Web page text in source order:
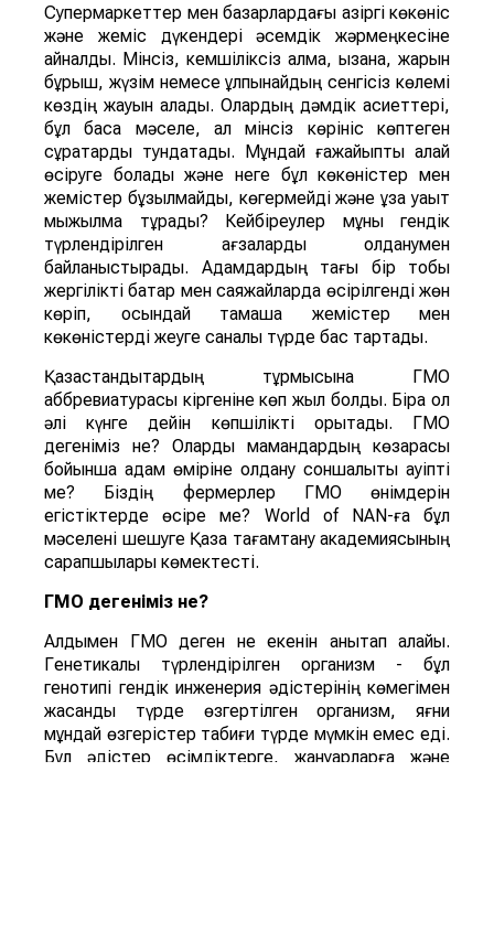
Супермаркеттер мен базарлардағы қазіргі көкөніс
және жеміс дүкендері әсемдік жәрмеңкесіне
айналды. Мінсіз, кемшіліксіз алма, қызанақ, жарқын
бұрыш, жүзім немесе құлпынайдың сенгісіз көлемі
көздің жауын алады. Олардың дәмдік қасиеттері,
бұл басқа мәселе, ал мінсіз көрініс көптеген
сұрақтарды тундатады. Мұндай ғажайыпты қалай
өсіруге болады және неге бұл көкөністер мен
жемістер бұзылмайды, көгермейді және ұзақ уақыт
мыжылма тұрады? Кейбіреулер мұны гендік
түрлендірілген ағзаларды қолданумен
байланыстырады. Адамдардың тағы бір тобы
жергілікті бақтар мен саяжайларда өсірілгенді жөн
көріп, осындай тамаша жемістер мен
көкөністерді жеуге саналы түрде бас тартады.
Қазақстандықтардың тұрмысына ГМО
аббревиатурасы кіргеніне көп жыл болды. Бірақ ол
әлі күнге дейін көпшілікті қорқытады. ГМО
дегеніміз не? Оларды мамандардың көзқарасы
бойынша адам өміріне қолдану соншалықты қауіпті
ме? Біздің фермерлер ГМО өнімдерін
егістіктерде өсіре ме? World of NAN-ға бұл
мәселені шешуге Қазақ тағамтану академиясының
сарапшылары көмектесті.
ГМО дегеніміз не?
Алдымен ГМО деген не екенін анықтап алайық.
Генетикалық түрлендірілген организм - бұл
генотипі гендік инженерия әдістерінің көмегімен
жасанды түрде өзгертілген организм, яғни
мұндай өзгерістер табиғи түрде мүмкін емес еді.
Бұл әдістер өсімдіктерге, жануарларға және